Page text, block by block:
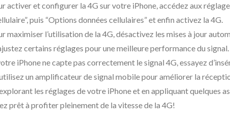
activer et configurer la 4G sur votre iPhone, accédez aux
puis “Options données cellulaires” et enfin activez la 4G.
maximiser l’utilisation de la 4G, désactivez les mises à jour
certains réglages pour une meilleure performance du signal.
iPhone ne capte pas correctement le signal 4G, essayez
un amplificateur de signal mobile pour améliorer la
les réglages de votre iPhone et en appliquant quelques
prêt à profiter pleinement de la vitesse de la 4G!